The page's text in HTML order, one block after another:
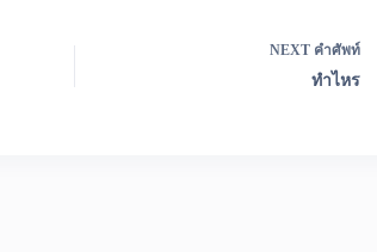
NEXT คำศัพท์
ทำไหร